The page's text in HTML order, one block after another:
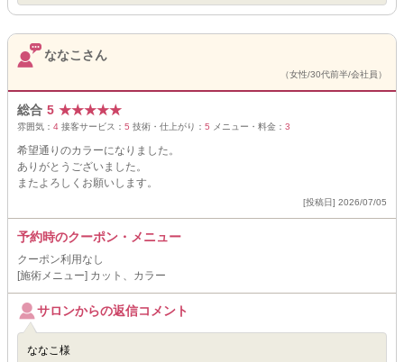
ななこさん
（女性/30代前半/会社員）
総合 5 ★★★★★
雰囲気： 4 接客サービス： 5 技術・仕上がり： 5 メニュー・料金： 3
希望通りのカラーになりました。
ありがとうございました。
またよろしくお願いします。
[投稿日] 2026/07/05
予約時のクーポン・メニュー
クーポン利用なし
[施術メニュー] カット、カラー
サロンからの返信コメント
ななこ様